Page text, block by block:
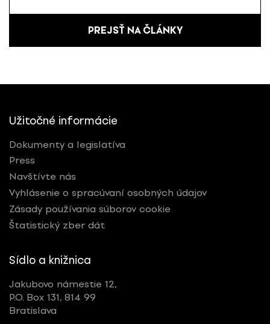
PREJSŤ NA ČLÁNKY
Užitočné informácie
Dokumenty a legislatíva
Press
Navštívte nás
Vyhlásenie o spracúvaní osobných údajov
Zásady používania súborov cookie
Štatistický zber dát
Sídlo a knižnica
Jakubovo námestie 12,
P.O. Box 131, 814 99
Bratislava